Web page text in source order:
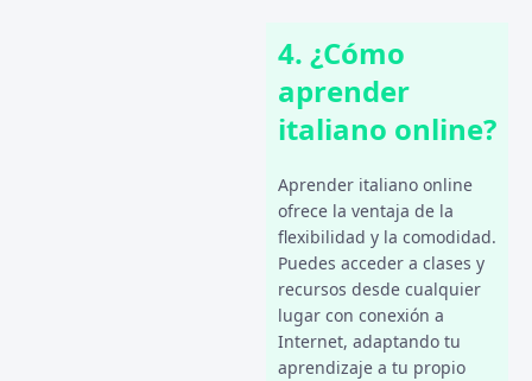
4. ¿Cómo
aprender
italiano online?
Aprender italiano online
ofrece la ventaja de la
flexibilidad y la comodidad.
Puedes acceder a clases y
recursos desde cualquier
lugar con conexión a
Internet, adaptando tu
aprendizaje a tu propio